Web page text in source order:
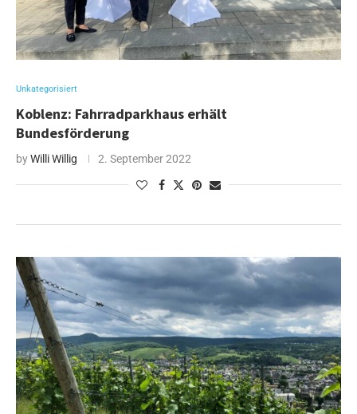
Unkategorisiert
Koblenz: Fahrradparkhaus erhält
Bundesförderung
byWilli Willig 2. September 2022